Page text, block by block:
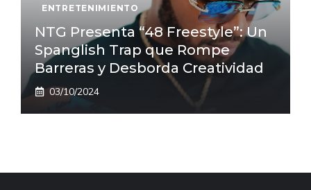
ENTRETENIMIENTO
NTG Presenta “48 Freestyle”: Un
Spanglish Trap que Rompe
Barreras y Desborda Creatividad
03/10/2024